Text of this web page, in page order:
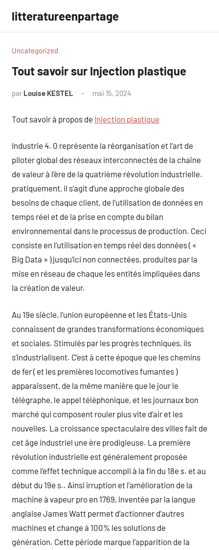
contenu
litteratureenpartage
Uncategorized
Tout savoir sur Injection plastique
par Louise KESTEL mai 15, 2024
Tout savoir à propos de Injection plastique
Industrie 4. 0 représente la réorganisation et l’art de
piloter global des réseaux interconnectés de la chaîne
de valeur à l’ère de la quatrième révolution industrielle.
pratiquement, il s’agit d’une approche globale des
besoins de chaque client, de l’utilisation de données en
temps réel et de la prise en compte du bilan
environnemental dans le processus de production. Ceci
consiste en l’utilisation en temps réel des données ( «
Big Data » ) jusqu’ici non connectées, produites par la
mise en réseau de chaque les entités impliquées dans
la création de valeur.
Au 19e siècle, l’union européenne et les États-Unis
connaissent de grandes transformations économiques
et sociales. Stimulés par les progrès techniques, ils
s’industrialisent. C’est à cette époque que les chemins
de fer ( et les premières locomotives fumantes )
apparaissent, de la même manière que le jour le
télégraphe, le appel téléphonique, et les journaux bon
marché qui composent rouler plus vite d’air et les
nouvelles. La croissance spectaculaire des villes fait de
cet âge industriel une ère prodigieuse. La première
révolution industrielle est généralement proposée
comme l’effet technique accompli à la fin du 18e s. et au
début du 19e s.. Ainsi irruption et l’amélioration de la
machine à vapeur pro en 1769, inventée par la langue
anglaise James Watt permet d’actionner d’autres
machines et change à 100% les solutions de
génération. Cette période marque l’apparition de la